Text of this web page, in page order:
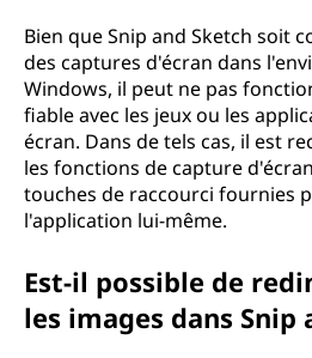
Bien que Snip and Sketch soit
des captures d'écran dans
Windows, il peut ne pas
fiable avec les jeux ou les
écran. Dans de tels cas, il est
les fonctions de capture
touches de raccourci fournies
l'application lui-même.
Est-il possible de
les images dans Snip